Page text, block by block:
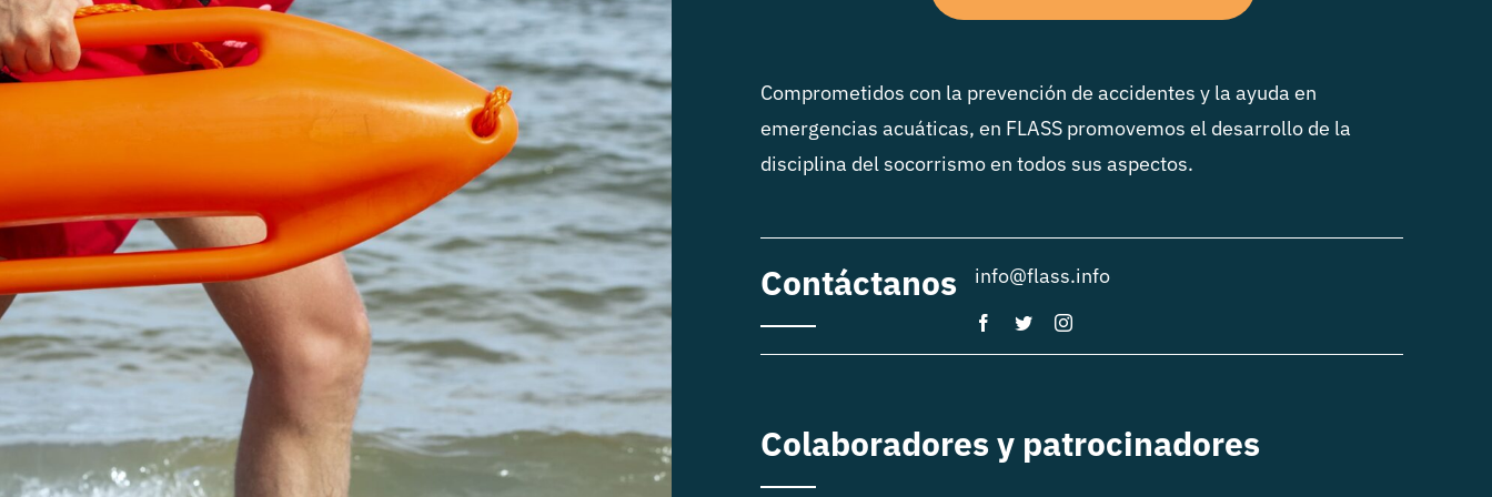
Comprometidos con la prevención de accidentes y la ayuda en
emergencias acuáticas, en FLASS promovemos el desarrollo de la
disciplina del socorrismo en todos sus aspectos.
Contáctanos info@flass.info
Colaboradores y patrocinadores